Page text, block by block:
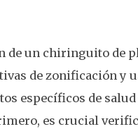
de un chiringuito de
de zonificación y
específicos de salud
es crucial